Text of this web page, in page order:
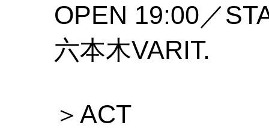
OPEN 19:00／
六本木VARIT.
＞ACT